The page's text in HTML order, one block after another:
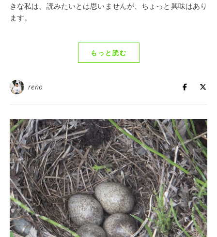
きな私は、読みたいとは思いませんが、ちょっと興味はあり
ます。
もっと読む
reno